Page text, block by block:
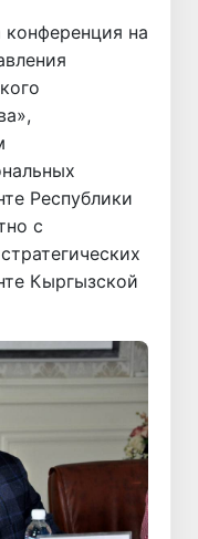
на
Республики
с
Кыргызской